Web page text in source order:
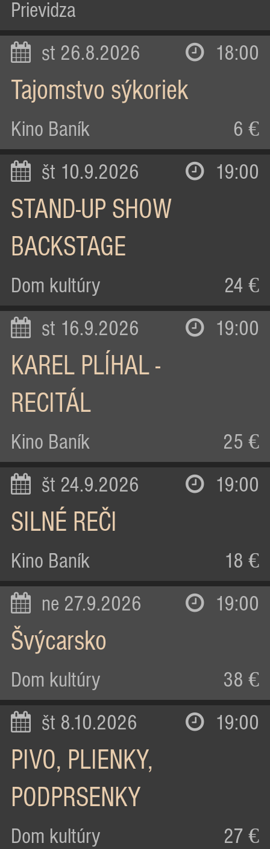
Prievidza
st 26.8.2026 18:00
Tajomstvo sýkoriek
Kino Baník 6 €
št 10.9.2026 19:00
STAND-UP SHOW
BACKSTAGE
Dom kultúry 24 €
st 16.9.2026 19:00
KAREL PLÍHAL -
RECITÁL
Kino Baník 25 €
št 24.9.2026 19:00
SILNÉ REČI
Kino Baník 18 €
ne 27.9.2026 19:00
Švýcarsko
Dom kultúry 38 €
št 8.10.2026 19:00
PIVO, PLIENKY,
PODPRSENKY
Dom kultúry 27 €